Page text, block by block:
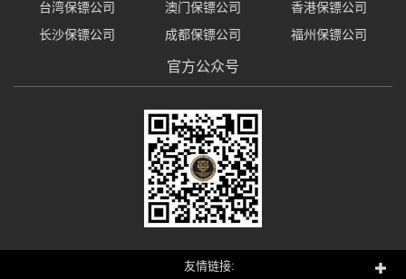
台湾保镖公司
澳门保镖公司
香港保镖公司
长沙保镖公司
成都保镖公司 福州保镖公司
官方公众号
友情链接: